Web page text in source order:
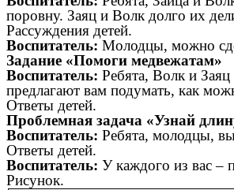
поровну. Заяц и Волк долго их
Рассуждения детей.
Воспитатель: Молодцы, можно
Задание «Помоги медвежатам»
Воспитатель: Ребята, Волк и
предлагают вам подумать, как
Ответы детей.
Проблемная задача «Узнай
Воспитатель: Ребята, молодцы,
Ответы детей.
Воспитатель: У каждого из вас –
Рисунок.